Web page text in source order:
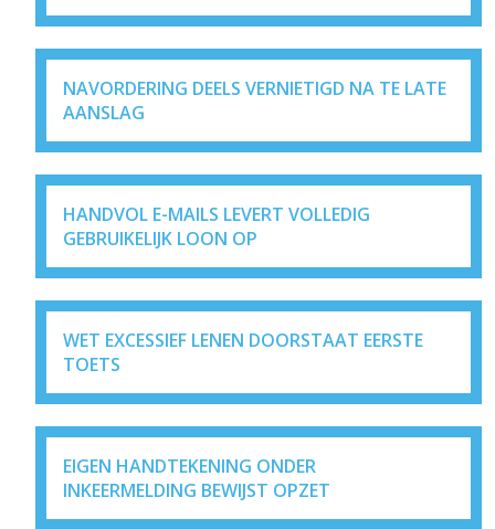
NAVORDERING DEELS VERNIETIGD NA TE LATE
AANSLAG
HANDVOL E-MAILS LEVERT VOLLEDIG
GEBRUIKELIJK LOON OP
WET EXCESSIEF LENEN DOORSTAAT EERSTE
TOETS
EIGEN HANDTEKENING ONDER
INKEERMELDING BEWIJST OPZET